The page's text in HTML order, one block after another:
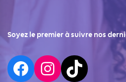
Soyez le premier à suivre nos